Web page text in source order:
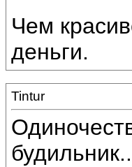
Чем
деньги.
Tintur